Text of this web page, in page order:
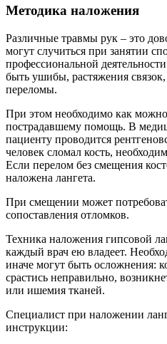
Методика наложения
Различные травмы рук – это
могут случиться при занятии
профессиональной
быть ушибы, растяжения
переломы.
При этом необходимо как можно
пострадавшему помощь. В
пациенту проводится
человек сломал кость,
Если перелом без смещения
наложена лангета.
При смещении может
сопоставления отломков.
Техника наложения гипсовой
каждый врач ею владеет.
иначе могут быть осложнения:
срастись неправильно,
или ишемия тканей.
Специалист при наложении
инструкции: